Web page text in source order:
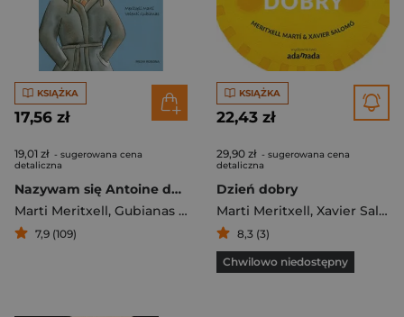
KSIĄŻKA
17,56 zł
19,01 zł - sugerowana cena
detaliczna
Nazywam się Antoine de Saint-Exupery
Marti Meritxell, Gubianas Valenti
7,9 (109)
KSIĄŻKA
22,43 zł
29,90 zł - sugerowana cena
detaliczna
Dzień dobry
Marti Meritxell, Xavier Salomo
8,3 (3)
Chwilowo niedostępny